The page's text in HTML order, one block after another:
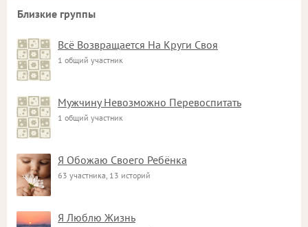
Близкие группы
Всё Возвращается На Круги Своя
1 общий участник
Мужчину Невозможно Перевоспитать
1 общий участник
Я Обожаю Своего Ребёнка
63 участника, 13 историй
Я Люблю Жизнь